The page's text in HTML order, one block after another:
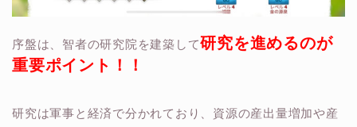
序盤は、智者の研究院を建築して研究を進めるのが
重要ポイント！！
研究は軍事と経済で分かれており、資源の産出量増加や産